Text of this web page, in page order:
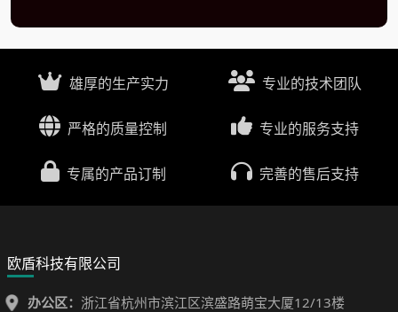
雄厚的生产实力 专业的技术团队
严格的质量控制 专业的服务支持
专属的产品订制 完善的售后支持
欧盾科技有限公司
办公区： 浙江省杭州市滨江区滨盛路萌宝大厦12/13楼